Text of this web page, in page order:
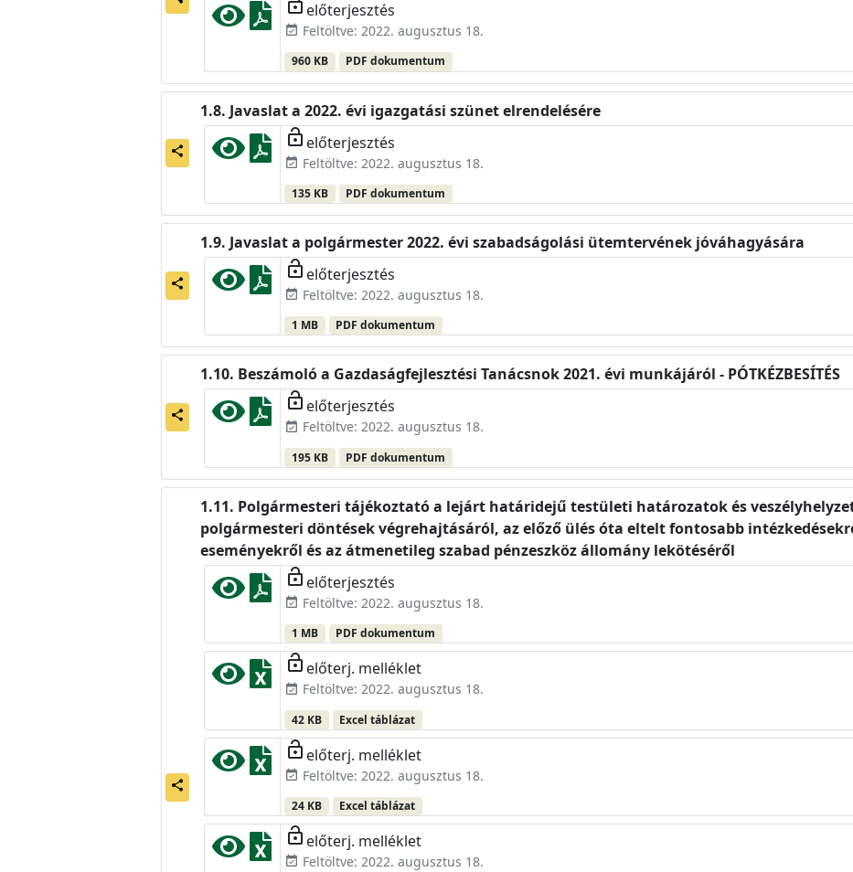
lock_open előterjesztés
event_available Feltöltve: 2022. augusztus 18.
960 KB PDF dokumentum
share
Javaslat a 2022. évi igazgatási szünet elrendelésére
lock_open előterjesztés
event_available Feltöltve: 2022. augusztus 18.
135 KB PDF dokumentum
share
Javaslat a polgármester 2022. évi szabadságolási ütemtervének jóváhagyására
lock_open előterjesztés
event_available Feltöltve: 2022. augusztus 18.
1 MB PDF dokumentum
share
Beszámoló a Gazdaságfejlesztési Tanácsnok 2021. évi munkájáról - PÓTKÉZBESÍTÉS
lock_open előterjesztés
event_available Feltöltve: 2022. augusztus 18.
195 KB PDF dokumentum
share
Polgármesteri tájékoztató a lejárt határidejű testületi határozatok és
polgármesteri döntések végrehajtásáról, az előző ülés óta eltelt fontosabb
eseményekről és az átmenetileg szabad pénzeszköz állomány lekötéséről
lock_open előterjesztés
event_available Feltöltve: 2022. augusztus 18.
1 MB PDF dokumentum
lock_open előterj. melléklet
event_available Feltöltve: 2022. augusztus 18.
42 KB Excel táblázat
lock_open előterj. melléklet
event_available Feltöltve: 2022. augusztus 18.
24 KB Excel táblázat
lock_open előterj. melléklet
event_available Feltöltve: 2022. augusztus 18.